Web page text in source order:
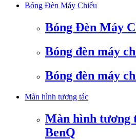
Bóng Đèn Máy Chiếu
Bóng Đèn Máy
Bóng đèn máy
Bóng đèn máy
Màn hình tương tác
Màn hình tương
BenQ